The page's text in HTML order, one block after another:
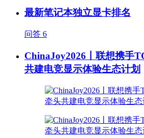
最新笔记本独立显卡排名
问答 6
ChinaJoy2026丨联想携手
共建电竞显示体验生态计划